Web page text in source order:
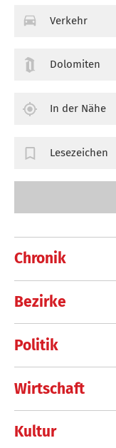
Chronik
Bezirke
Politik
Wirtschaft
Kultur
Verkehr
Dolomiten
In der Nähe
Lesezeichen